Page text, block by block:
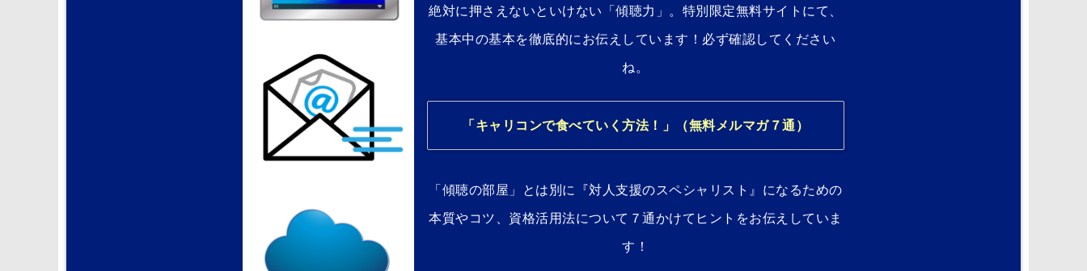
絶対に押さえないといけない「傾聴力」。特別限定無料サイトにて、
基本中の基本を徹底的にお伝えしています！必ず確認してください
ね。
「キャリコンで食べていく方法！」（無料メルマガ７通）
「傾聴の部屋」とは別に『対人支援のスペシャリスト』になるための
本質やコツ、資格活用法について７通かけてヒントをお伝えしていま
す！